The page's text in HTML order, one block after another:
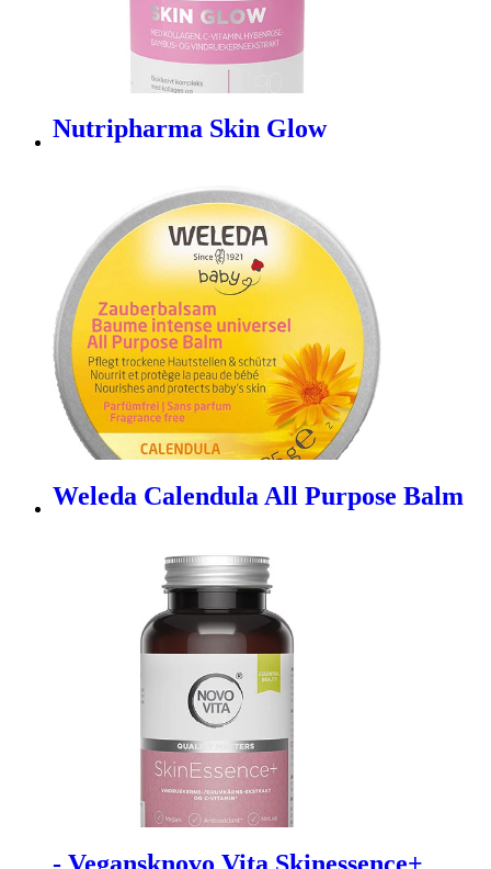
Nutripharma Skin Glow
Weleda Calendula All Purpose Balm